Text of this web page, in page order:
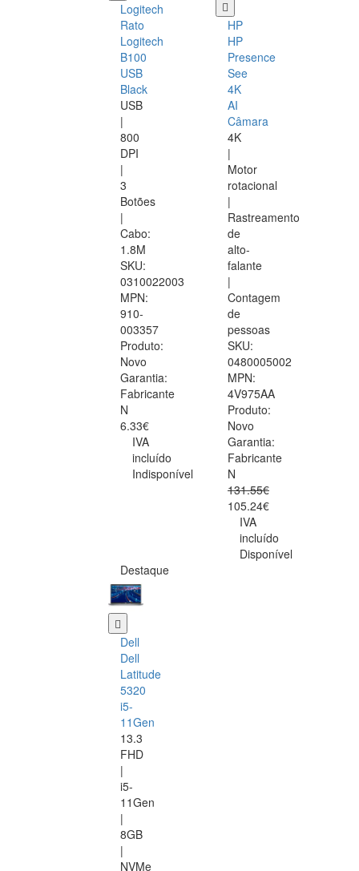
Logitech
Rato
Logitech
B100
USB
Black
USB
|
800
DPI
|
3
Botões
|
Cabo:
1.8M
SKU:
0310022003
MPN:
910-
003357
Produto:
Novo
Garantia:
Fabricante
N
6.33€
IVA
incluído
Indisponível
HP
HP
Presence
See
4K
AI
Câmara
4K
|
Motor
rotacional
|
Rastreamento
de
alto-
falante
|
Contagem
de
pessoas
SKU:
0480005002
MPN:
4V975AA
Produto:
Novo
Garantia:
Fabricante
N
131.55€
105.24€
IVA
incluído
Disponível
Destaque
Dell
Dell
Latitude
5320
i5-
11Gen
13.3
FHD
|
i5-
11Gen
|
8GB
|
NVMe